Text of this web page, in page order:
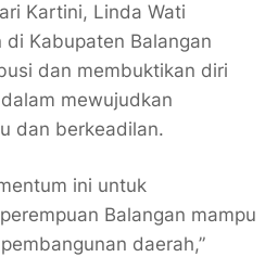
Kartini, Linda Wati
di Kabupaten Balangan
dan membuktikan diri
mewujudkan
dan berkeadilan.
ini untuk
Balangan mampu
daerah,”